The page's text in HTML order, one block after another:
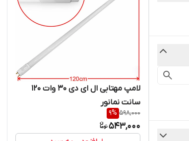
لامپ مهتابی ال ای دی 30 وات 120
سانت نمانور
598,000
9%
543,000